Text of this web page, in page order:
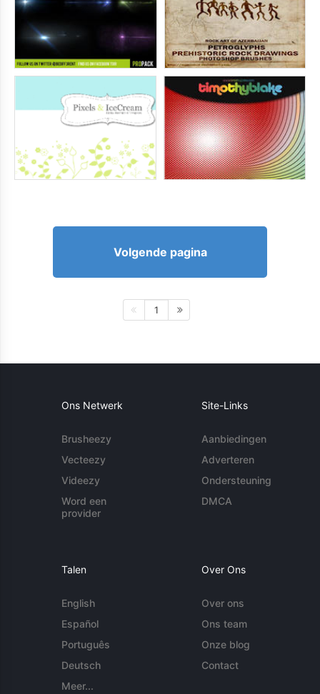
Volgende pagina
1
Ons Netwerk
Brusheezy
Vecteezy
Videezy
Word een
provider
Site-Links
Aanbiedingen
Adverteren
Ondersteuning
DMCA
Talen
English
Español
Português
Deutsch
Meer...
Over Ons
Over ons
Ons team
Onze blog
Contact